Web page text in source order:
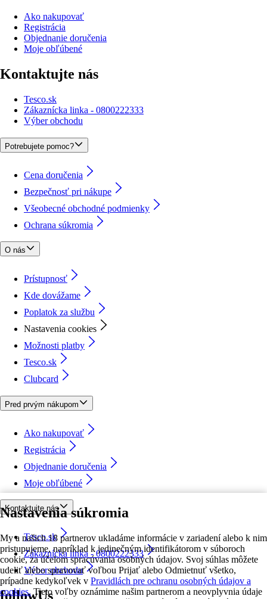
Nastavenia súkromia
My a našich 18 partnerov ukladáme informácie v zariadení alebo k nim
pristupujeme, napríklad k jedinečným identifikátorom v súboroch
cookie, za účelom spracúvania osobných údajov. Svoj súhlas môžete
udeliť alebo spravovať voľbou Prijať alebo Odmietnuť všetko,
prípadne kedykoľvek v Pravidlách pre ochranu osobných údajov a
cookies. Tieto voľby oznámime našim partnerom a neovplyvnia údaje
Ako nakupovať
Registrácia
Objednanie doručenia
Moje obľúbené
Kontaktujte nás
Tesco.sk
Zákaznícka linka - 0800222333
Výber obchodu
Potrebujete pomoc?
Cena doručenia
Bezpečnosť pri nákupe
Všeobecné obchodné podmienky
Ochrana súkromia
O nás
Prístupnosť
Kde dovážame
Poplatok za službu
Nastavenia cookies
Možnosti platby
Tesco.sk
Clubcard
Pred prvým nákupom
Ako nakupovať
Registrácia
Objednanie doručenia
Moje obľúbené
Kontaktujte nás
Tesco.sk
Zákaznícka linka - 0800222333
Výber obchodu
followUs